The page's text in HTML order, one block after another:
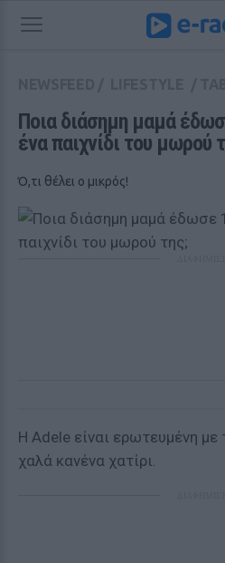
Ποια διάσημη μαμά
ένα παιχνίδι του μωρού
Ό,τι θέλει ο μικρός!
Η Adele είναι ερωτευμένη με
χαλά κανένα χατίρι.